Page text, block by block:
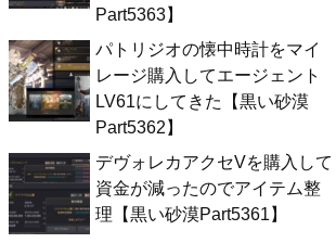
Part5363】
パトリジオの懐中時計をマイ
レージ購入してエージェント
LV61にしてきた【黒い砂漠
Part5362】
デヴォレカアクセVを購入して
資金が減ったのでアイテム整
理【黒い砂漠Part5361】